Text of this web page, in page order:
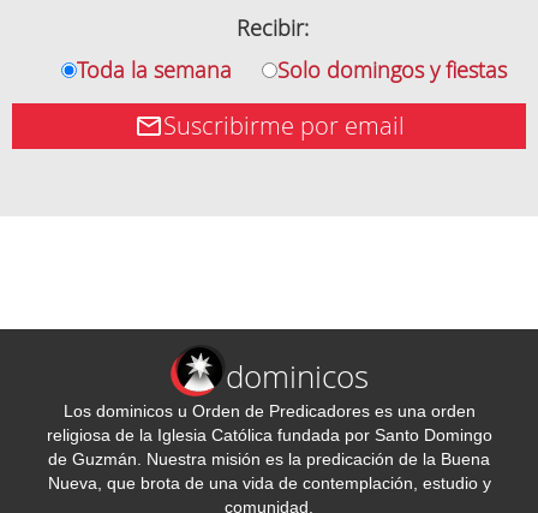
Recibir:
Toda la semana
Solo domingos y fiestas
Suscribirme por email
dominicos
Los dominicos u Orden de Predicadores es una orden
religiosa de la Iglesia Católica fundada por Santo Domingo
de Guzmán. Nuestra misión es la predicación de la Buena
Nueva, que brota de una vida de contemplación, estudio y
comunidad.